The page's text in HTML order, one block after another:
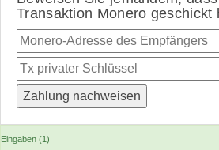
Transaktion Monero geschickt
Eingaben (1)